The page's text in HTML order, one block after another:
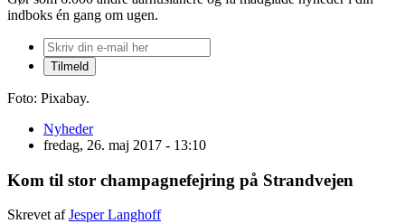
indboks én gang om ugen.
Foto: Pixabay.
Nyheder
fredag, 26. maj 2017 - 13:10
Kom til stor champagnefejring på Strandvejen
Skrevet afJesper Langhoff